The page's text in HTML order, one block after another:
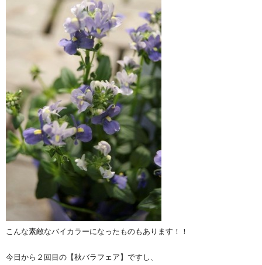
こんな素敵なバイカラーになったものもあります！！
今日から２回目の【秋バラフェア】ですし、